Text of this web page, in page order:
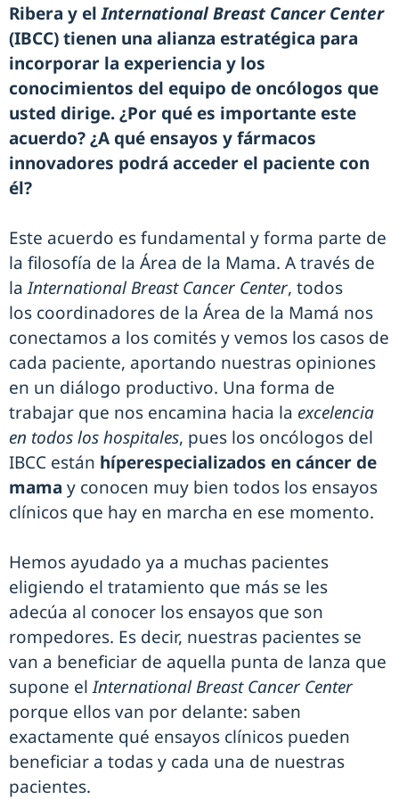
Ribera y elInternational Breast Cancer Center
(IBCC) tienen una alianza estratégica para
incorporar la experiencia y los
conocimientos del equipo de oncólogos que
usted dirige. ¿Por qué es importante este
acuerdo? ¿A qué ensayos y fármacos
innovadores podrá acceder el paciente con
él?
Este acuerdo es fundamental y forma parte de
la filosofía de la Área de la Mama. A través de
laInternational Breast Cancer Center, todos
los coordinadores de la Área de la Mamá nos
conectamos a los comités y vemos los casos de
cada paciente, aportando nuestras opiniones
en un diálogo productivo. Una forma de
trabajar que nos encamina hacia la excelencia
en todos los hospitales, pues los oncólogos del
IBCC están híperespecializados en cáncer de
mama y conocen muy bien todos los ensayos
clínicos que hay en marcha en ese momento.
Hemos ayudado ya a muchas pacientes
eligiendo el tratamiento que más se les
adecúa al conocer los ensayos que son
rompedores. Es decir, nuestras pacientes se
van a beneficiar de aquella punta de lanza que
supone elInternational Breast Cancer Center
porque ellos van por delante: saben
exactamente qué ensayos clínicos pueden
beneficiar a todas y cada una de nuestras
pacientes.